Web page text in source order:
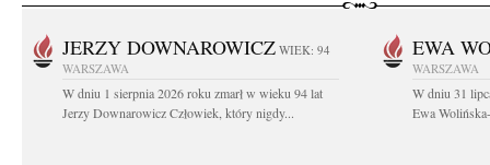
JERZY DOWNAROWICZ WIEK: 94
WARSZAWA
W dniu 1 sierpnia 2026 roku zmarł w wieku 94 lat
Jerzy Downarowicz Człowiek, który nigdy...
EWA
WARSZAWA
W dniu 31
Ewa